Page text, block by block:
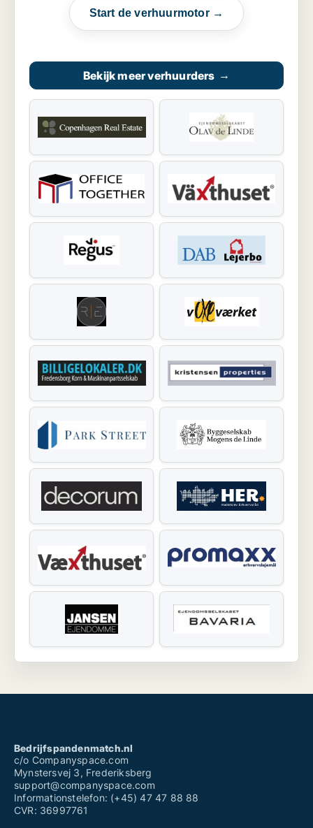
Start de verhuurmotor →
Bekijk meer verhuurders →
Bedrijfspandenmatch.nl
c/o Companyspace.com
Mynstersvej 3, Frederiksberg
support@companyspace.com
Informationstelefon: (+45) 47 47 88 88
CVR: 36997761